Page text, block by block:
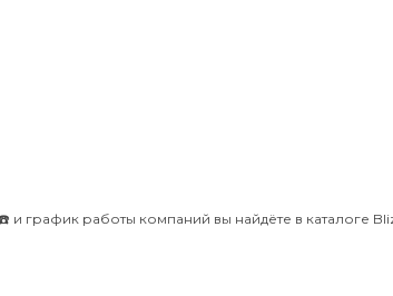
график работы компаний вы найдёте в каталоге